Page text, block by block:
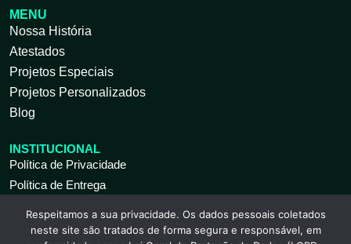
MENU
Nossa História
Atestados
Projetos Especiais
Projetos Personalizados
Blog
INSTITUCIONAL
Política de Privacidade
Política de Entrega
ATENDIMENTO AO CLIENTE
Seg à Sex 09 às 18h
Respeitamos a sua privacidade. Os dados pessoais coletados
neste site são tratados de forma segura e responsável, em